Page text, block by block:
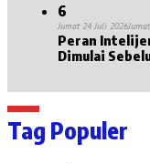
6
Jumat 24 Juli 2026
Peran
Dimulai
Tag Populer